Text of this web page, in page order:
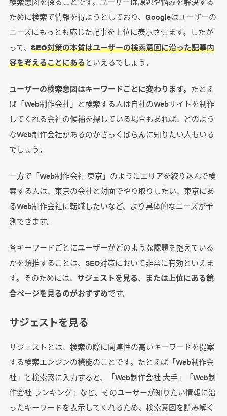
ために検索で情報を得ようとしており、Googleはユーザーの
ニーズにもっとも応じた記事を上位に表示させます。したが
って、 SEO対策の本質はユーザーの検索意図に沿った記事内
容を考えることにあるといえるでしょう。
ユーザーの検索意図はキーワードごとに変わります。 たとえ
ば「Web制作会社」と検索する人は自社のWebサイトを制作
してくれる会社の候補を探している場合もあれば、どのよう
なWeb制作会社があるのかざっくばらんに知りたい人もいる
でしょう。
一方で「Web制作会社 東京」のようにエリアを絞り込んで検
索する人は、東京の会社と対面でやり取りしたい、東京にあ
るWeb制作会社に転職したいなど、より具体的なニーズが予
測できます。
各キーワードごとにユーザーがどのような課題を抱えている
かを類推することは、SEO対策において非常に有効といえま
す。そのためには、 サジェストを見る、または上位にある競
合ページを見るのがおすすめです。
サジェストを見る
サジェストとは、検索の際に関連性の高いキーワードを提案
する検索エンジンの機能のことです。たとえば「Web制作会
社」と検索窓に入力すると、「Web制作会社 大手」「Web制
作会社 ランキング」など、そのユーザーが知りたい情報に沿
ったキーワードを表示してくれるため、検索意図を読み解く